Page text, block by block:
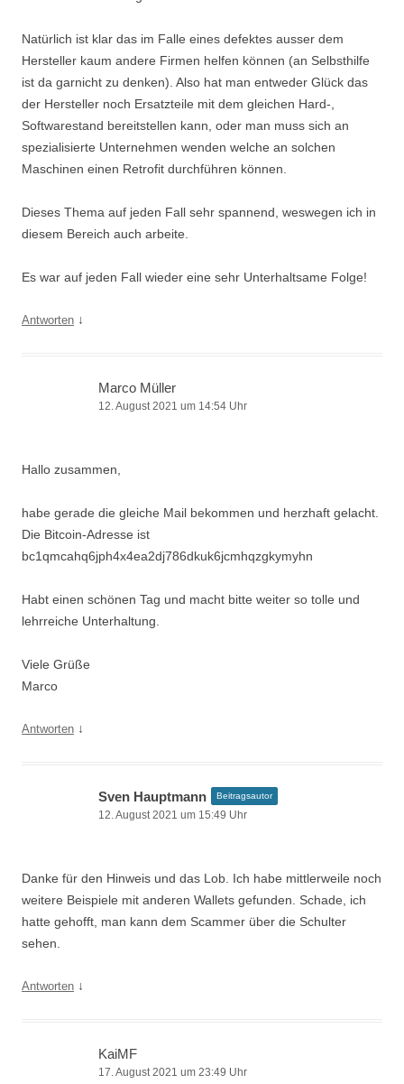
Natürlich ist klar das im Falle eines defektes ausser dem
Hersteller kaum andere Firmen helfen können (an Selbsthilfe
ist da garnicht zu denken). Also hat man entweder Glück das
der Hersteller noch Ersatzteile mit dem gleichen Hard-,
Softwarestand bereitstellen kann, oder man muss sich an
spezialisierte Unternehmen wenden welche an solchen
Maschinen einen Retrofit durchführen können.
Dieses Thema auf jeden Fall sehr spannend, weswegen ich in
diesem Bereich auch arbeite.
Es war auf jeden Fall wieder eine sehr Unterhaltsame Folge!
Antworten ↓
Marco Müller
12. August 2021 um 14:54 Uhr
Hallo zusammen,
habe gerade die gleiche Mail bekommen und herzhaft gelacht.
Die Bitcoin-Adresse ist
bc1qmcahq6jph4x4ea2dj786dkuk6jcmhqzgkymyhn
Habt einen schönen Tag und macht bitte weiter so tolle und
lehrreiche Unterhaltung.
Viele Grüße
Marco
Antworten ↓
Sven Hauptmann Beitragsautor
12. August 2021 um 15:49 Uhr
Danke für den Hinweis und das Lob. Ich habe mittlerweile noch
weitere Beispiele mit anderen Wallets gefunden. Schade, ich
hatte gehofft, man kann dem Scammer über die Schulter
sehen.
Antworten ↓
KaiMF
17. August 2021 um 23:49 Uhr